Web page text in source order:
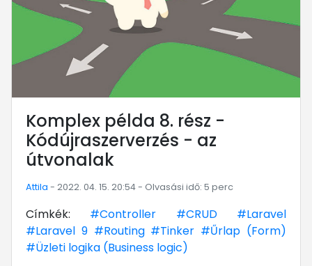
Komplex példa 8. rész -
Kódújraszerverzés - az
útvonalak
Attila - 2022. 04. 15. 20:54 - Olvasási idő: 5 perc
Címkék: #Controller #CRUD
#Laravel
#Laravel 9 #Routing #Tinker #Űrlap (Form)
#Üzleti logika (Business logic)